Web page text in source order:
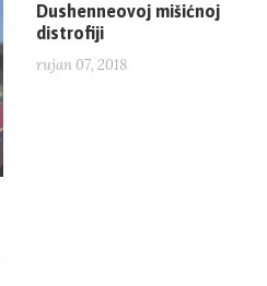
Dushenneovoj mišićnoj
distrofiji
rujan 07, 2018